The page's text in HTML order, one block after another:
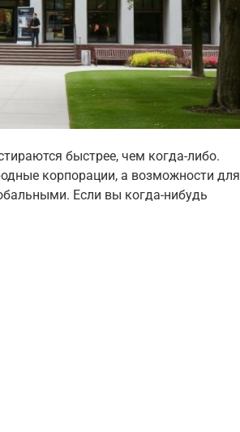
быстрее, чем когда-либо.
корпорации, а возможности для
Если вы когда-нибудь